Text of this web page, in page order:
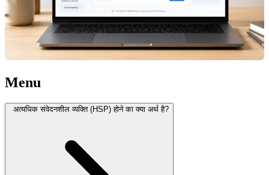
Menu
अत्यधिक संवेदनशील व्यक्ति (HSP) होने का क्या अर्थ है?